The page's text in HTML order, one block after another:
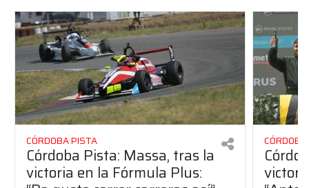
CÓRDOBA PISTA
Córdoba Pista: Massa, tras la
victoria en la Fórmula Plus: